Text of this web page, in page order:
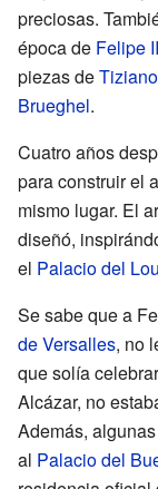
preciosas.
época de Felipe II
piezas deTiziano
Brueghel.
Cuatro años
para construir el
mismo lugar. El
diseñó,
el Palacio del
Se sabe que a
de Versalles, no
que solía
Alcázar, no
Además,
al Palacio del